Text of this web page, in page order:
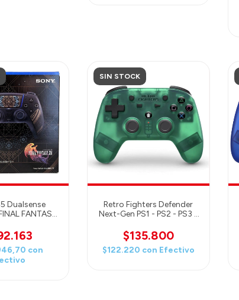
Dualsense
FANTASY
con
SIN STOCK
Retro Fighters Defender
Next-Gen PS1 - PS2 - PS3 -
Compatible Wireless
Controller - GREEN
$135.800
$122.220 con Efectivo